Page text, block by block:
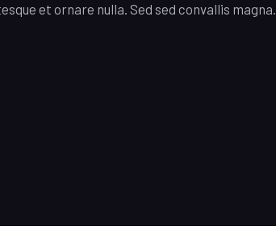
et ornare nulla. Sed sed convallis magna.